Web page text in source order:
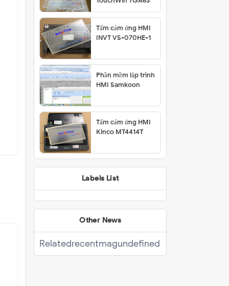
Tấm cảm ứng HMI
INVT VS-070HE-1
Phần mềm lập trình
HMI Samkoon
Tấm cảm ứng HMI
Kinco MT4414T
Labels List
Other News
Relatedrecentmagundefined